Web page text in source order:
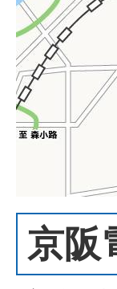
京阪